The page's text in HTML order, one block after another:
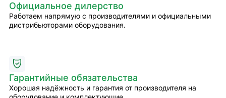
Официальное дилерство
Работаем напрямую с производителями и официальными
дистрибьюторами оборудования.
Гарантийные обязательства
Хорошая надёжность и гарантия от производителя на